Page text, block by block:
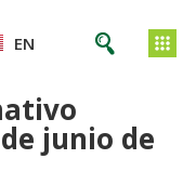
EN
junio de